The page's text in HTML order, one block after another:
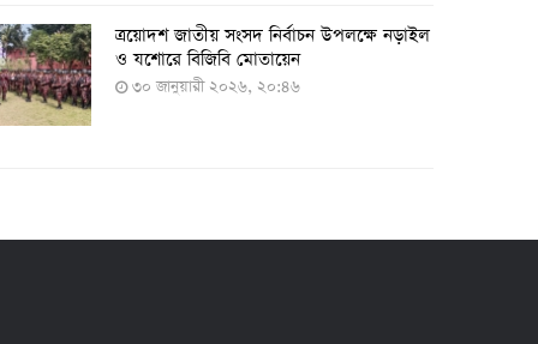
মঙ্গলবার ৭৫ লাখ মানুষ দ্বিতীয়-তৃতীয় ডোজ
ত্রয়োদশ জাতীয় সংসদ নির্বাচন উপলক্ষে নড়াইল
ও যশোরে বিজিবি মোতায়েন
৩০ জানুয়ারী ২০২৬, ২০:৪৬